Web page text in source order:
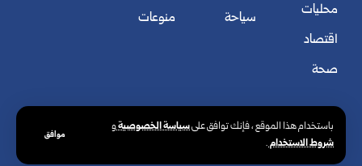
باستخدام هذا الموقع ، فإنك توافق علىسياسة الخصوصيةو
شروط الاستخدام.
موافق
محليات
اقتصاد
صحة
سياحة
منوعات
© الوكالة العربية السورية للأنباء. كافة الحقوق محفوظة.